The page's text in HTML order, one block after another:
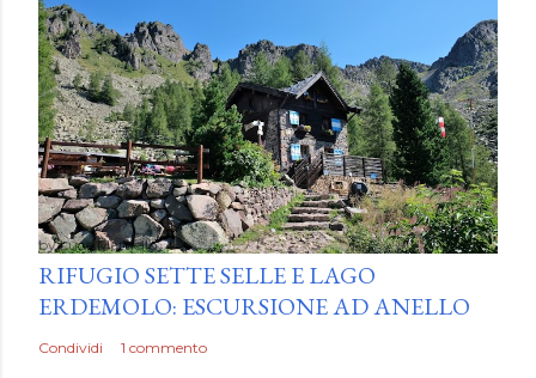
byLuca Mattiello
RIFUGIO SETTE SELLE E LAGO
ERDEMOLO: ESCURSIONE AD ANELLO
Condividi 1 commento